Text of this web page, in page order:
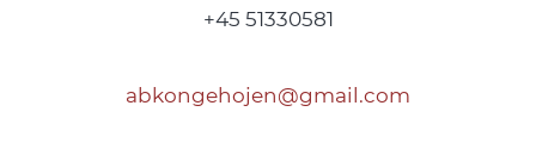
+45 51330581
abkongehojen@gmail.com